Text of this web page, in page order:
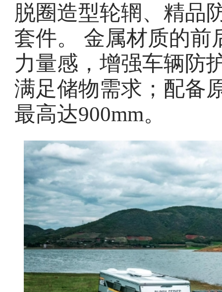
脱圈造型轮辋、精品
套件。 金属材质的前
力量感，增强车辆防
满足储物需求；配备
最高达900mm。